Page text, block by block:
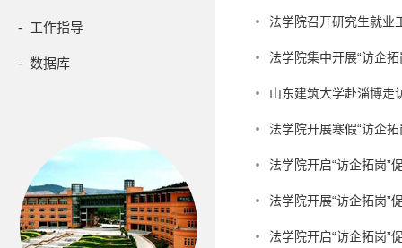
- 工作指导
- 数据库
法学院召开研究生就业
法学院集中开展“访企
山东建筑大学赴淄博走
法学院开展寒假“访企
法学院开启“访企拓岗”
法学院开展“访企拓岗”
法学院开启“访企拓岗”